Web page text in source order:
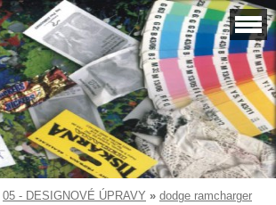
05 - DESIGNOVÉ ÚPRAVY » dodge ramcharger